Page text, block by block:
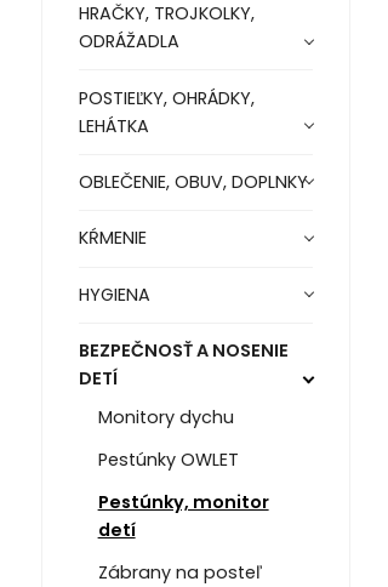
HRAČKY, TROJKOLKY,
ODRÁŽADLA
POSTIEĽKY, OHRÁDKY,
LEHÁTKA
OBLEČENIE, OBUV, DOPLNKY
KŔMENIE
HYGIENA
BEZPEČNOSŤ A NOSENIE
DETÍ
Monitory dychu
Pestúnky OWLET
Pestúnky, monitor
detí
Zábrany na posteľ